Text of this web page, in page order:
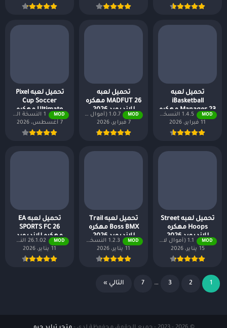
تحميل لعبه
iBasketball
Manager 23 مهكره
للاندرويد 2026
MOD
1.4.5 النسخة المدفوعة مجانًا
11 فبراير، 2026
تحميل لعبه
MADFUT 26 مهكره
للاندرويد 2026
MOD
1.0.7 (أموال لا نهائية + جميع المستويات)
7 فبراير، 2026
تحميل لعبه Pixel
Cup Soccer
Ultimate مهكره
للاندرويد 2026
MOD
1 النسخة المدفوعة مجانًا
7 أغسطس، 2026
تحميل لعبه Street
Hoops مهكره
للاندرويد 2026
MOD
1.1 (أموال لا نهائية + جميع المستويات)
15 يناير، 2026
تحميل لعبه Trail
Boss BMX مهكره
للاندرويد 2026
MOD
1.2.3 النسخة المدفوعة مجانًا
11 يناير، 2026
تحميل لعبه EA
SPORTS FC 26
مهكره للاندرويد
2026
MOD
26.1.02 النسخة الأصلية
11 يناير، 2026
1
2
3
…
7 التالي »